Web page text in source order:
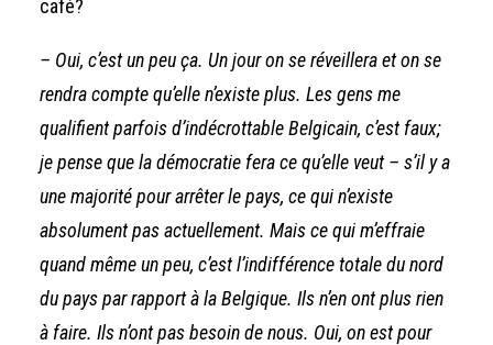
café?
– Oui, c’est un peu ça. Un jour on se réveillera et on se
rendra compte qu’elle n’existe plus. Les gens me
qualifient parfois d’indécrottable Belgicain, c’est faux;
je pense que la démocratie fera ce qu’elle veut – s’il y a
une majorité pour arrêter le pays, ce qui n’existe
absolument pas actuellement. Mais ce qui m’effraie
quand même un peu, c’est l’indifférence totale du nord
du pays par rapport à la Belgique. Ils n’en ont plus rien
à faire. Ils n’ont pas besoin de nous. Oui, on est pour